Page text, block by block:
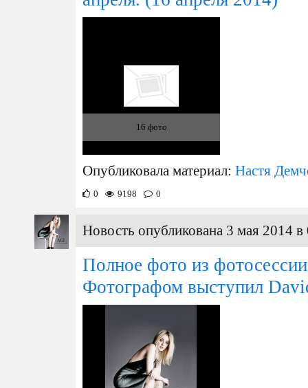
16 фото
Опубликовала материал: Настя
0 9198 0
Новость опубликована 3 мая 2014 в
Полное фото из
Фотографом выступил